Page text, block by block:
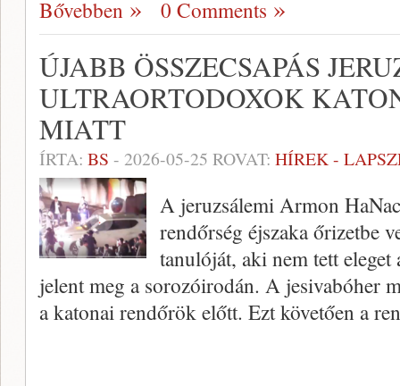
Bővebben 0 Comments
ÚJABB ÖSSZECSAPÁS
ULTRAORTODOXOK
MIATT
ÍRTA: BS - 2026-05-25 ROVAT: HÍREK -
A jeruzsálemi Armon
rendőrség éjszaka őrizetbe
tanulóját, aki nem tett
jelent meg a sorozóirodán. A jesivabóher
a katonai rendőrök előtt. Ezt követően a